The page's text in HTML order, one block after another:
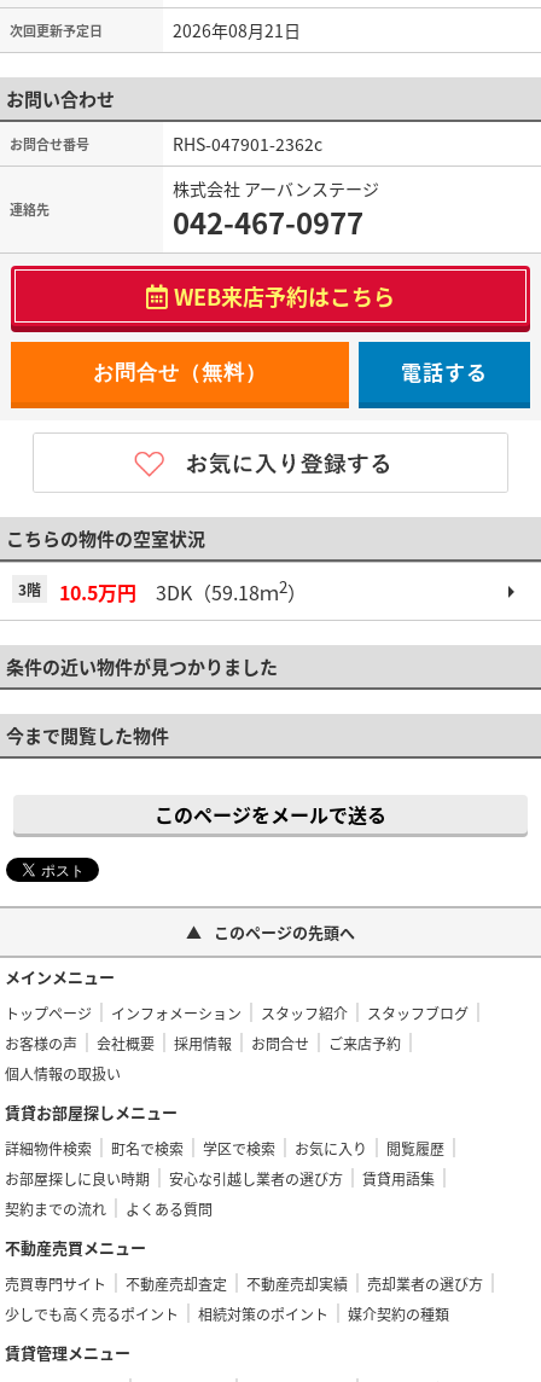
次回更新予定日 2026年08月21日
お問い合わせ
お問合せ番号 RHS-047901-2362c
連絡先
株式会社 アーバンステージ
042-467-0977
WEB来店予約はこちら
電話する
こちらの物件の空室状況
3階 10.5万円 3DK（59.18ｍ2）
条件の近い物件が見つかりました
今まで閲覧した物件
このページをメールで送る
このページの先頭へ
メインメニュー
トップページ インフォメーション スタッフ紹介
スタッフブログ
お客様の声
会社概要 採用情報 お問合せ
ご来店予約
個人情報の取扱い
賃貸お部屋探しメニュー
詳細物件検索 町名で検索 学区で検索 お気に入り
閲覧履歴
お部屋探しに良い時期
安心な引越し業者の選び方
賃貸用語集
契約までの流れ
よくある質問
不動産売買メニュー
売買専門サイト 不動産売却査定 不動産売却実績
売却業者の選び方
少しでも高く売るポイント
相続対策のポイント 媒介契約の種類
賃貸管理メニュー